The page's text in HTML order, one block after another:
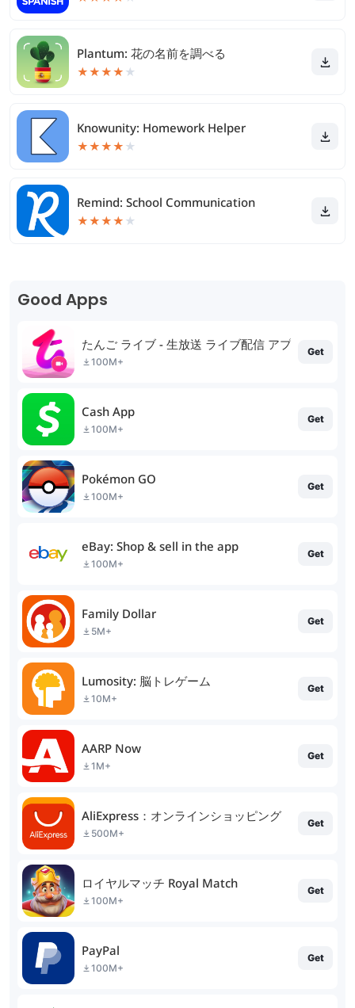
Plantum: 花の名前を調べる
★★★★ ★
Knowunity: Homework Helper
★★★★ ★
Remind: School Communication
★★★★ ★
Good Apps
たんご ライブ - 生放送 ライブ配信 アプリ
100M+
Get
Cash App
100M+
Get
Pokémon GO
100M+
Get
eBay: Shop & sell in the app
100M+
Get
Family Dollar
5M+
Get
Lumosity: 脳トレゲーム
10M+
Get
AARP Now
1M+
Get
AliExpress：オンラインショッピング
500M+
Get
ロイヤルマッチ Royal Match
100M+
Get
PayPal
100M+
Get